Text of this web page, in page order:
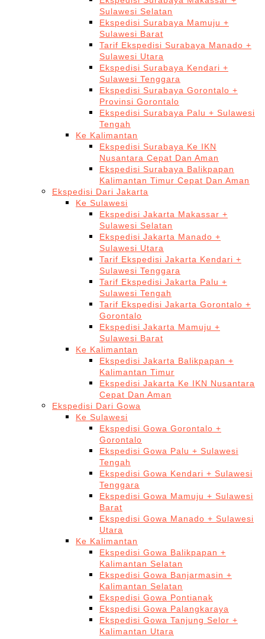
Sulawesi Selatan
Ekspedisi Surabaya Mamuju +
Sulawesi Barat
Tarif Ekspedisi Surabaya Manado +
Sulawesi Utara
Ekspedisi Surabaya Kendari +
Sulawesi Tenggara
Ekspedisi Surabaya Gorontalo +
Provinsi Gorontalo
Ekspedisi Surabaya Palu + Sulawesi
Tengah
Ke Kalimantan
Ekspedisi Surabaya Ke IKN
Nusantara Cepat Dan Aman
Ekspedisi Surabaya Balikpapan
Kalimantan Timur Cepat Dan Aman
Ekspedisi Dari Jakarta
Ke Sulawesi
Ekspedisi Jakarta Makassar +
Sulawesi Selatan
Ekspedisi Jakarta Manado +
Sulawesi Utara
Tarif Ekspedisi Jakarta Kendari +
Sulawesi Tenggara
Tarif Ekspedisi Jakarta Palu +
Sulawesi Tengah
Tarif Ekspedisi Jakarta Gorontalo +
Gorontalo
Ekspedisi Jakarta Mamuju +
Sulawesi Barat
Ke Kalimantan
Ekspedisi Jakarta Balikpapan +
Kalimantan Timur
Ekspedisi Jakarta Ke IKN Nusantara
Cepat Dan Aman
Ekspedisi Dari Gowa
Ke Sulawesi
Ekspedisi Gowa Gorontalo +
Gorontalo
Ekspedisi Gowa Palu + Sulawesi
Tengah
Ekspedisi Gowa Kendari + Sulawesi
Tenggara
Ekspedisi Gowa Mamuju + Sulawesi
Barat
Ekspedisi Gowa Manado + Sulawesi
Utara
Ke Kalimantan
Ekspedisi Gowa Balikpapan +
Kalimantan Selatan
Ekspedisi Gowa Banjarmasin +
Kalimantan Selatan
Ekspedisi Gowa Pontianak
Ekspedisi Gowa Palangkaraya
Ekspedisi Gowa Tanjung Selor +
Kalimantan Utara